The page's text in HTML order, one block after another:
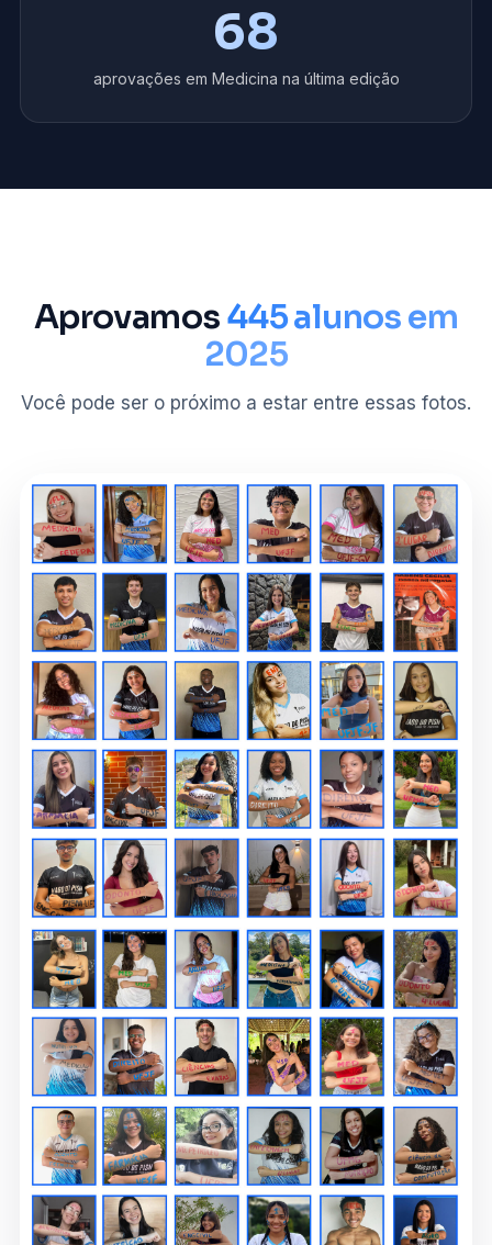
68
aprovações em Medicina na última edição
Aprovamos445 alunos em
2025
Você pode ser o próximo a estar entre essas fotos.